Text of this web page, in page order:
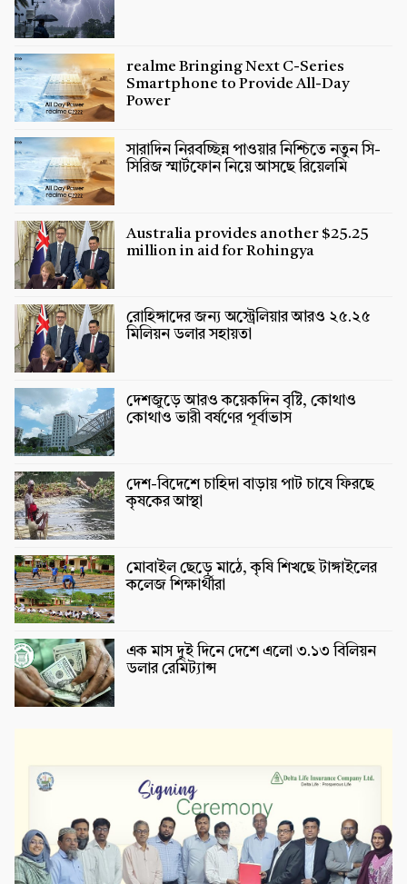
realme Bringing Next C-Series
Smartphone to Provide All-Day
Power
সারাদিন নিরবচ্ছিন্ন পাওয়ার নিশ্চিতে নতুন সি-
সিরিজ স্মার্টফোন নিয়ে আসছে রিয়েলমি
Australia provides another $25.25
million in aid for Rohingya
রোহিঙ্গাদের জন্য অস্ট্রেলিয়ার আরও ২৫.২৫
মিলিয়ন ডলার সহায়তা
দেশজুড়ে আরও কয়েকদিন বৃষ্টি, কোথাও
কোথাও ভারী বর্ষণের পূর্বাভাস
দেশ-বিদেশে চাহিদা বাড়ায় পাট চাষে ফিরছে
কৃষকের আস্থা
মোবাইল ছেড়ে মাঠে, কৃষি শিখছে টাঙ্গাইলের
কলেজ শিক্ষার্থীরা
এক মাস দুই দিনে দেশে এলো ৩.১৩ বিলিয়ন
ডলার রেমিট্যান্স